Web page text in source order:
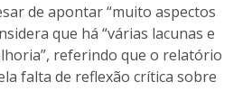
de apontar “muito aspectos
que há “várias lacunas e
referindo que o relatório
falta de reflexão crítica sobre